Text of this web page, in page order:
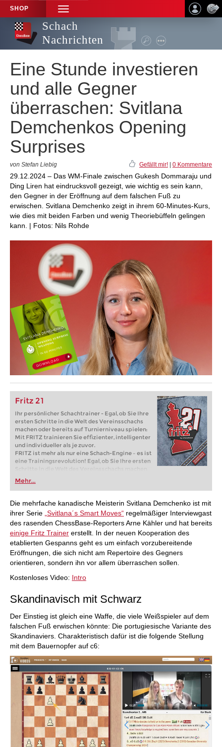
SHOP
TOGGLE
NAVIGATION
Schach
Nachrichten
Eine Stunde investieren
und alle Gegner
überraschen: Svitlana
Demchenkos Opening
Surprises
von Stefan Liebig Gefällt mir! 0 Kommentare
29.12.2024 – Das WM-Finale zwischen Gukesh Dommaraju und
Ding Liren hat eindrucksvoll gezeigt, wie wichtig es sein kann,
den Gegner in der Eröffnung auf dem falschen Fuß zu
erwischen. Svitlana Demchenko zeigt in ihrem 60-Minutes-Kurs,
wie dies mit beiden Farben und wenig Theoriebüffeln gelingen
kann. | Fotos: Nils Rohde
Fritz 21
Ihr persönlicher Schachtrainer - Egal, ob Sie Ihre
ersten Schritte in die Welt des Vereinsschachs
machen oder bereits auf Turnierniveau spielen:
Mit FRITZ trainieren Sie effizienter, intelligenter
und individueller als je zuvor.
FRITZ ist mehr als nur eine Schach-Engine – es ist
eine Trainingsrevolution! Egal, ob Sie Ihre ersten
Schritte in die Welt des Vereinsschachs machen
oder bereits auf Turnierniveau spielen: Mit
FRITZ trainieren Sie effizienter, intelligenter und
individueller als je zuvor.
Mehr...
Die mehrfache kanadische Meisterin Svitlana Demchenko ist mit
ihrer Serie „Svitlana´s Smart Moves“ regelmäßiger Interviewgast
des rasenden ChessBase-Reporters Arne Kähler und hat bereits
einige Fritz Trainer erstellt. In der neuen Kooperation des
etablierten Gespanns geht es um einfach vorzubereitende
Eröffnungen, die sich nicht am Repertoire des Gegners
orientieren, sondern ihn vor allem überraschen sollen.
Kostenloses Video: Intro
Skandinavisch mit Schwarz
Der Einstieg ist gleich eine Waffe, die viele Weißspieler auf dem
falschen Fuß erwischen könnte: Die portugiesische Variante des
Skandinaviers. Charakteristisch dafür ist die folgende Stellung
mit dem Bauernopfer auf c6: